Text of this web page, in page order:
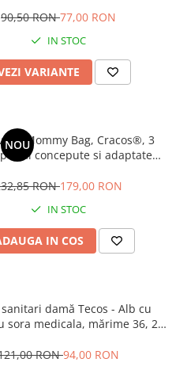
usori, 26 centimetri
90,50 RON77,00 RON
IN STOC
VARIANTE
NOUMommy Bag, Cracos®, 3
concepute si adaptate
la apa, buzunare termice si cu
RON179,00 RON
IN STOC
IN COS
sanitari damă Tecos - Alb cu
sora medicala, mărime 36, 23
RON94,00 RON